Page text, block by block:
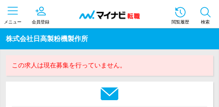
メニュー 会員登録 閲覧履歴 検索
株式会社日高製粉機製作所
この求人は現在募集を行っていません。